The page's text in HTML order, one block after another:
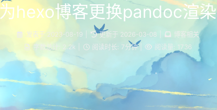
为hexo博客更换pandoc渲染
发表于 2023-08-19 更新于 2026-03-08
博客相关
字数总计:
2.2k 阅读时长: 7分钟 阅读量: 1736